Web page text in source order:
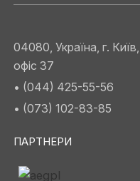
04080, Україна, г.
офіс 37
• (044) 425-55-56
• (073) 102-83-85
ПАРТНЕРИ